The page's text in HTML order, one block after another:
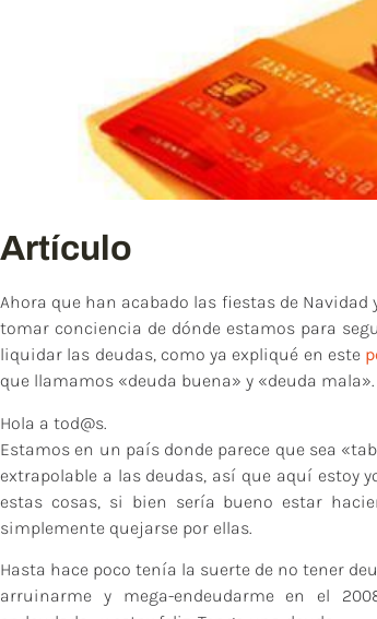
Artículo
Ahora que han acabado las fiestas de
tomar conciencia de dónde estamos para
liquidar las deudas, como ya expliqué en este
que llamamos «deuda buena» y «deuda mala».
Hola a tod@s.
Estamos en un país donde parece que sea
extrapolable a las deudas, así que aquí estoy
estas cosas, si bien sería bueno estar
simplemente quejarse por ellas.
Hasta hace poco tenía la suerte de no tener
arruinarme y mega-endeudarme en el